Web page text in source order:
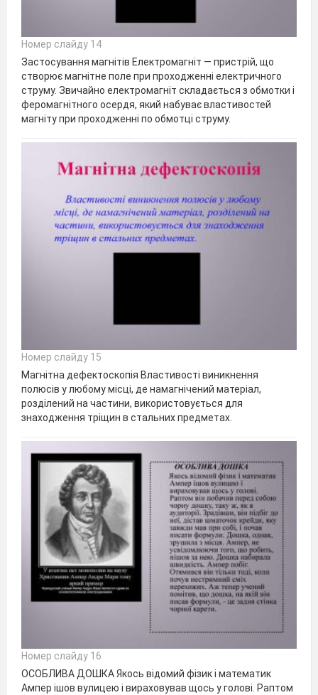
Номер слайду 14
Застосування магнітів Електромагніт — пристрій, що
створює магнітне поле при проходженні електричного
струму. Звичайно електромагніт складається з обмотки і
феромагнітного осердя, який набуває властивостей
магніту при проходженні по обмотці струму.
Номер слайду 15
Магнітна дефектоскопія Властивості виникнення
полюсів у любому місці, де намагнічений матеріал,
розділений на частини, використовується для
знаходження тріщин в стальних предметах.
Номер слайду 16
ОСОБЛИВА ДОШКА Якось відомий фізик і математик
Ампер ішов вулицею і вираховував щось у голові. Раптом